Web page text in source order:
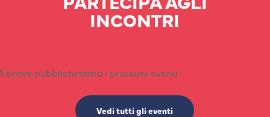
INCONTRI
breve pubblicheremo i prossimi eventi
Vedi tutti gli eventi